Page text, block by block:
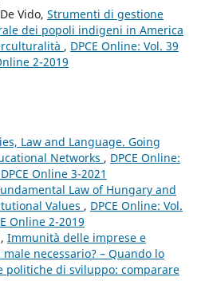
Vido, Strumenti di gestione
dei popoli indigeni in America
, DPCE Online: Vol. 39
2-2019
Law and Language. Going
Networks , DPCE Online:
Online 3-2021
Law of Hungary and
Values , DPCE Online: Vol.
Online 2-2019
Immunità delle imprese e
necessario? – Quando lo
politiche di sviluppo: comparare